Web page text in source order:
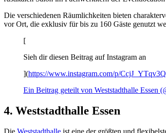
Die verschiedenen Räumlichkeiten bieten
vor Ort, die exklusiv für bis zu 160 Gäste genutzt
[
Sieh dir diesen Beitrag auf Instagram an
](https://www.instagram.com/p/
Ein Beitrag geteilt von Weststadthalle Essen
4. Weststadthalle Essen